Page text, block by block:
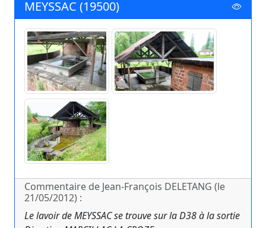
MEYSSAC (19500)
Commentaire de Jean-François DELETANG (le
21/05/2012) :
Le lavoir de MEYSSAC se trouve sur la D38 à la sortie